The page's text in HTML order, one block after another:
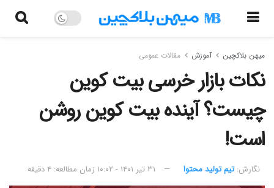
میهن بلاکچین آموزش مقالات عمومی
نکات بازار خرسی بیت کوین
چیست؟ آینده بیت کوین روشن
است!
نگارش:‌ تیم تولید محتوا ۳۱ تیر ۱۴۰۱ - ۱۰:۰۲ زمان مطالعه: ۴ دقیقه